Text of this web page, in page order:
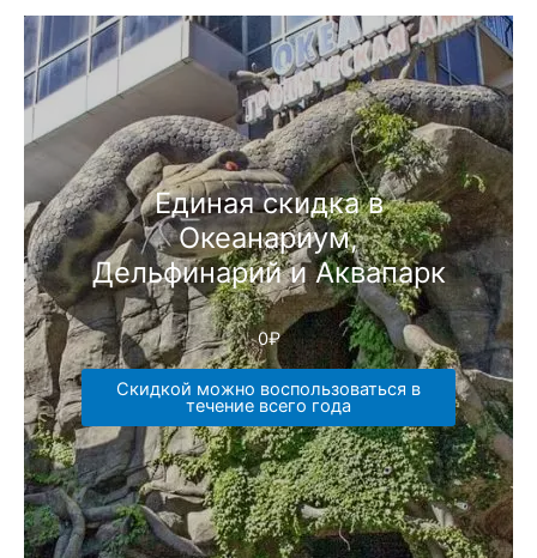
Единая скидка в
Океанариум,
Дельфинарий и Аквапарк
0₽
Скидкой можно воспользоваться в
течение всего года